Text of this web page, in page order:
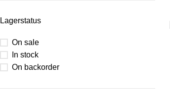
Lagerstatus
On sale
In stock
On backorder